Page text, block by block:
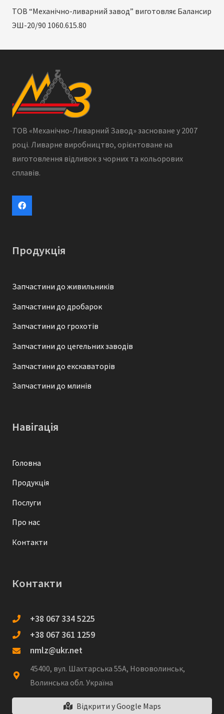
ТОВ “Механічно-ливарний завод” виготовляє Балансир
ЭШ-20/90 1060.615.80
ТОВ «Механічно-Ливарний Завод» засноване у 2007
році. Ливарне виробництво, орієнтоване на
виготовлення відливок з чорних та кольорових
сплавів.
Продукція
Запчастини до живильників
Запчастини до дробарок
Запчастини до грохотів
Запчастини до цегельних заводів
Запчастини до екскаваторів
Запчастини до млинів
Навігація
Головна
Продукція
Послуги
Про нас
Контакти
Контакти
+38 067 334 5225
+38 067 361 1259
nmlz@ukr.net
45400, вул. Шахтарська 55А, Нововолинськ,
Волинська обл. Україна
Відкрити у Google Maps